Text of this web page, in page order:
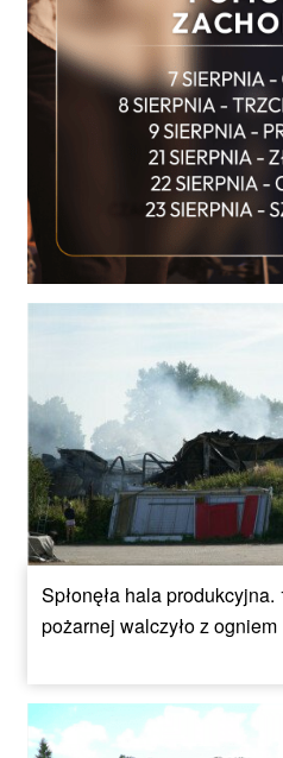
Spłonęła hala
pożarnej walczyło z ogniem